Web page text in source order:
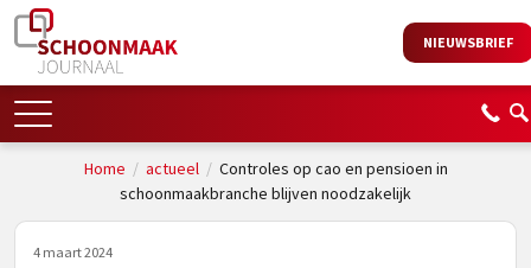
NIEUWSBRIEF
Home / actueel/ Controles op cao en pensioen in
schoonmaakbranche blijven noodzakelijk
4 maart 2024